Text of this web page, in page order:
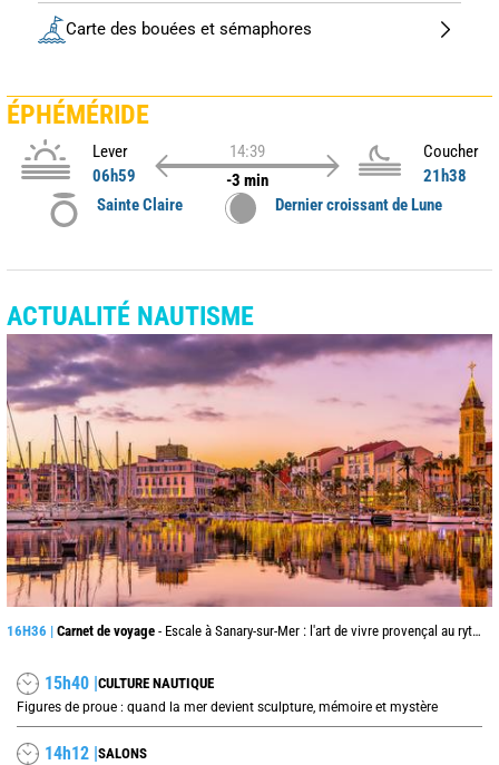
Carte des bouées et sémaphores
ÉPHÉMÉRIDE
Lever
06h59
14:39
-3 min
Coucher
21h38
Sainte Claire
Dernier croissant de Lune
ACTUALITÉ NAUTISME
16H36 | Carnet de voyage - Escale à Sanary-sur-Mer : l'art de vivre provençal au rythme du port
15h40 |CULTURE NAUTIQUE
Figures de proue : quand la mer devient sculpture, mémoire et mystère
14h12 |SALONS